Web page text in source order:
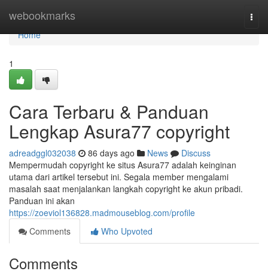
webookmarks
Home
Home
1
Cara Terbaru & Panduan
Lengkap Asura77 copyright
adreadggl032038 86 days ago News
Discuss
Mempermudah copyright ke situs Asura77 adalah keinginan
utama dari artikel tersebut ini. Segala member mengalami
masalah saat menjalankan langkah copyright ke akun pribadi.
Panduan ini akan
https://zoeviol136828.madmouseblog.com/profile
Comments
Who Upvoted
Comments